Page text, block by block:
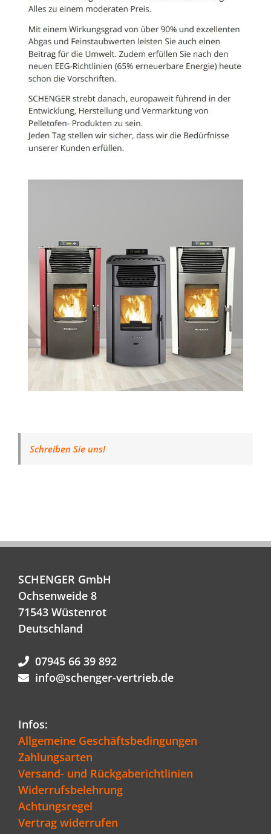
Schreiben Sie uns!
SCHENGER GmbH
Ochsenweide 8
71543 Wüstenrot
Deutschland
07945 66 39 892
info@schenger-vertrieb.de
Infos:
Allgemeine Geschäftsbedingungen
Zahlungsarten
Versand- und Rückgaberichtlinien
Widerrufsbelehrung
Achtungsregel
Vertrag widerrufen